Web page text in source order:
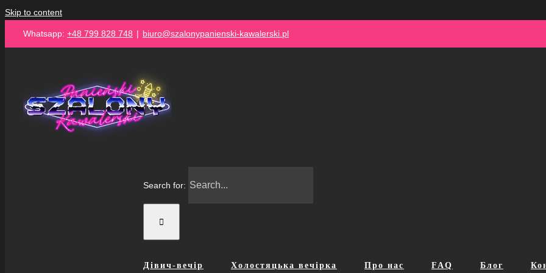
Skip to content
Whatsapp: +48 799 828 748 | biuro@szalonypanienski-kawalerski.pl
Search for:
Дівич-вечір Холостяцька вечірка Про нас FAQ Блог